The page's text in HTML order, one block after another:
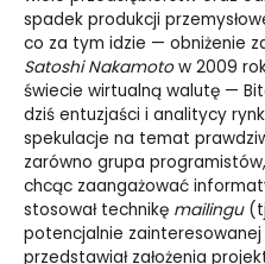
spadek produkcji
co za tym idzie — obniżenie
Satoshi Nakamotow 2009
świecie wirtualną walutę — B
dziś entuzjaści i analitycy
spekulacje na temat
zarówno grupa
chcąc zaangażować
stosował technikę mailingu
potencjalnie
przedstawiał założenia